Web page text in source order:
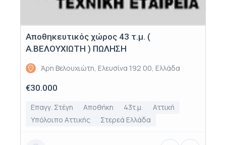
Αποθηκευτικός χώρος 43 τ.μ. (
Α.ΒΕΛΟΥΧΙΩΤΗ ) ΠΩΛΗΣΗ
Άρη Βελουχιώτη, Ελευσίνα 192 00, Ελλάδα
€30.000
Επαγγ. Στέγη Αποθήκη 43τ.μ.
Αττική
Υπόλοιπο Αττικής
Στερεά Ελλάδα